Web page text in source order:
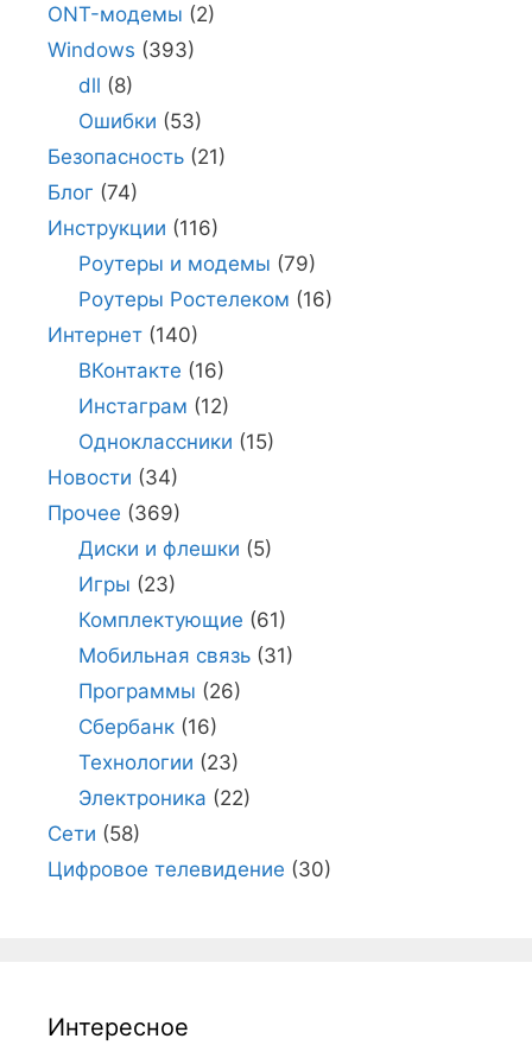
ONT-модемы (2)
Windows (393)
dll (8)
Ошибки (53)
Безопасность (21)
Блог (74)
Инструкции (116)
Роутеры и модемы (79)
Роутеры Ростелеком (16)
Интернет (140)
ВКонтакте (16)
Инстаграм (12)
Одноклассники (15)
Новости (34)
Прочее (369)
Диски и флешки (5)
Игры (23)
Комплектующие (61)
Мобильная связь(31)
Программы (26)
Сбербанк(16)
Технологии (23)
Электроника (22)
Сети (58)
Цифровое телевидение (30)
Интересное